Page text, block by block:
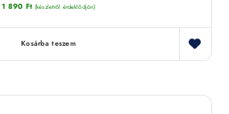
1 890 Ft (készletről érdeklődjön)
Kosárba teszem